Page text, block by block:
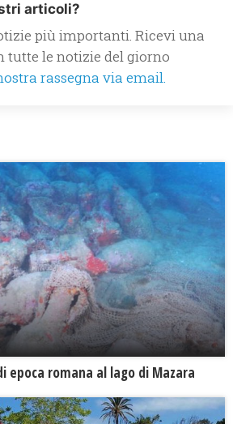
articoli?
più importanti. Ricevi una
tutte le notizie del giorno
rassegna via email.
epoca romana al lago di Mazara